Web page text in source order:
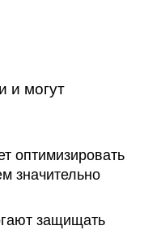
и могут
оптимизировать
значительно
защищать